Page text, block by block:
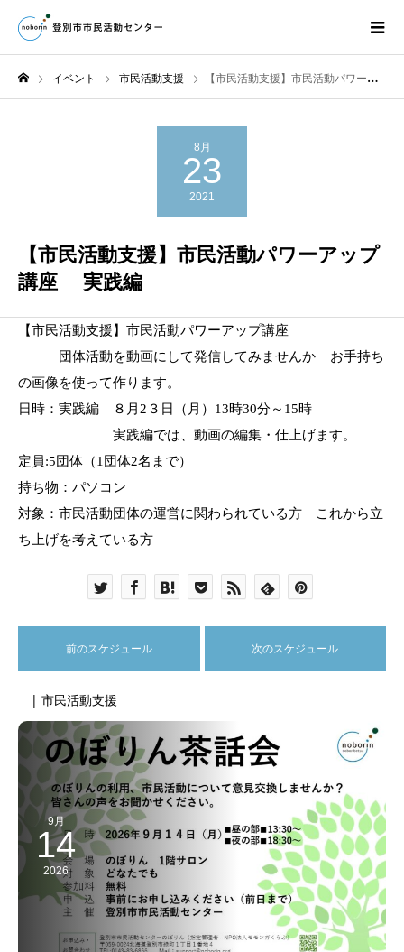
イベント 市民活動支援 【市民活動支援】市民活動パワーアップ講座 実践編
8月
23
2021
【市民活動支援】市民活動パワーアップ
講座 実践編
【市民活動支援】 市民活動パワーアップ講座
団体活動を動画にして発信してみませんか
お手持ち
の画像を使って作ります。
日時： 実践編 ８月 2 ３日（月） 13時30分～ 15時
実践編では、動画の編集・仕上げます。
定員:5団体（1 団体2名まで）
持ち物：パソコン
対象：市民活動団体の運営に関わられている方 これから立
ち上げを考えている方
前のスケジュール 次のスケジュール
| 市民活動支援
9月
14
2026